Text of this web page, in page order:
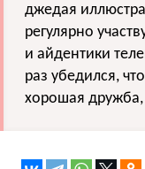
джедая
регулярно
и айдентики
раз убедился,
хорошая